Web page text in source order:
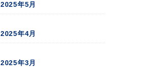
2025年5月
2025年4月
2025年3月